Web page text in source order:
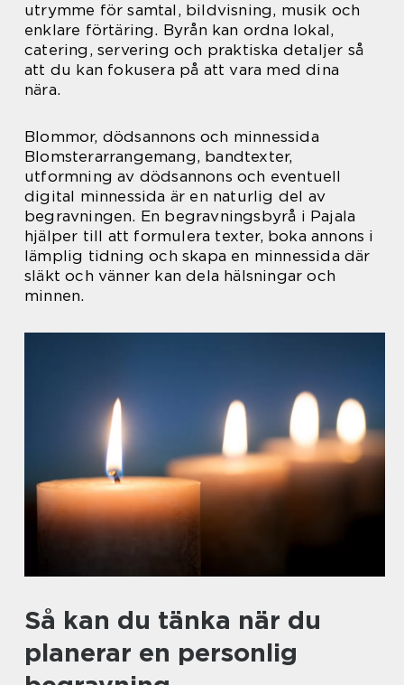
utrymme för samtal, bildvisning, musik och
enklare förtäring. Byrån kan ordna lokal,
catering, servering och praktiska detaljer så
att du kan fokusera på att vara med dina
nära.
Blommor, dödsannons och minnessida
Blomsterarrangemang, bandtexter,
utformning av dödsannons och eventuell
digital minnessida är en naturlig del av
begravningen. En begravningsbyrå i Pajala
hjälper till att formulera texter, boka annons i
lämplig tidning och skapa en minnessida där
släkt och vänner kan dela hälsningar och
minnen.
Så kan du tänka när du
planerar en personlig